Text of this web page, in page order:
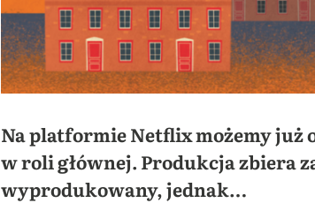
Na platformie Netflix możemy już
w roli głównej. Produkcja zbiera
wyprodukowany, jednak…